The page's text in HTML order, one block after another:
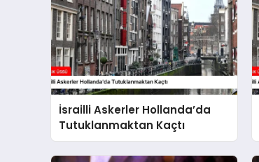
İsrailli Askerler Hollanda’da
Tutuklanmaktan Kaçtı